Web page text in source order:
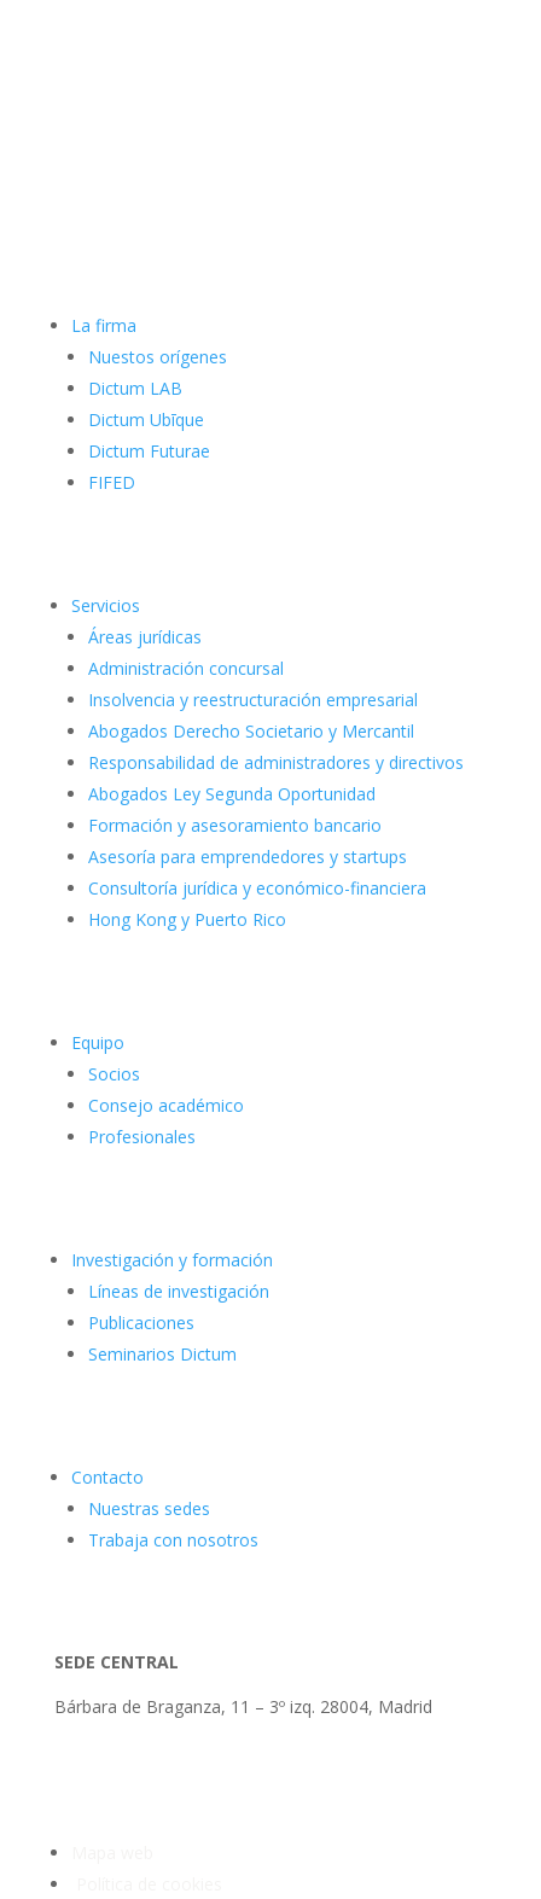
La firma
Nuestos orígenes
Dictum LAB
Dictum Ubīque
Dictum Futurae
FIFED
Servicios
Áreas jurídicas
Administración concursal
Insolvencia y reestructuración empresarial
Abogados Derecho Societario y Mercantil
Responsabilidad de administradores y directivos
Abogados Ley Segunda Oportunidad
Formación y asesoramiento bancario
Asesoría para emprendedores y startups
Consultoría jurídica y económico-financiera
Hong Kong y Puerto Rico
Equipo
Socios
Consejo académico
Profesionales
Investigación y formación
Líneas de investigación
Publicaciones
Seminarios Dictum
Contacto
Nuestras sedes
Trabaja con nosotros
SEDE CENTRAL
Bárbara de Braganza, 11 – 3º izq. 28004, Madrid